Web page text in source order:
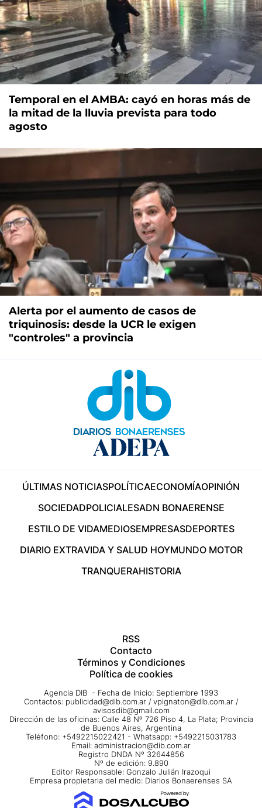
Temporal en el AMBA: cayó en horas más de
la mitad de la lluvia prevista para todo
agosto
Alerta por el aumento de casos de
triquinosis: desde la UCR le exigen
"controles" a provincia
ÚLTIMAS NOTICIASPOLÍTICAECONOMÍAOPINIÓN
SOCIEDADPOLICIALESADN BONAERENSE
ESTILO DE VIDAMEDIOSEMPRESASDEPORTES
DIARIO EXTRAVIDA Y SALUD HOYMUNDO MOTOR
TRANQUERAHISTORIA
RSS
Contacto
Términos y Condiciones
Política de cookies
Agencia DIB - Fecha de Inicio: Septiembre 1993
Contactos: publicidad@dib.com.ar / vpignaton@dib.com.ar /
avisosdib@gmail.com
Dirección de las oficinas: Calle 48 Nº 726 Piso 4, La Plata; Provincia
de Buenos Aires, Argentina
Teléfono: +5492215022421 - Whatsapp: +5492215031783
Email: administracion@dib.com.ar
Registro DNDA Nº 32644856
Nº de edición: 9.890
Editor Responsable: Gonzalo Julián Irazoqui
Empresa propietaria del medio: Diarios Bonaerenses SA